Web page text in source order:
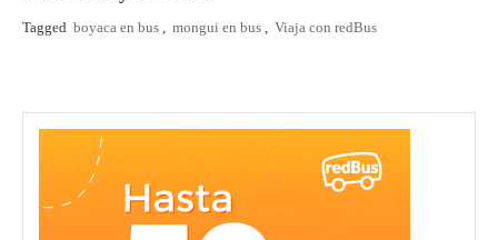
Tagged boyaca en bus , mongui en bus , Viaja con redBus